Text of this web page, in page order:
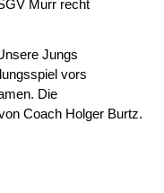
Murr recht
Jungs
vors
Die
Coach Holger Burtz.